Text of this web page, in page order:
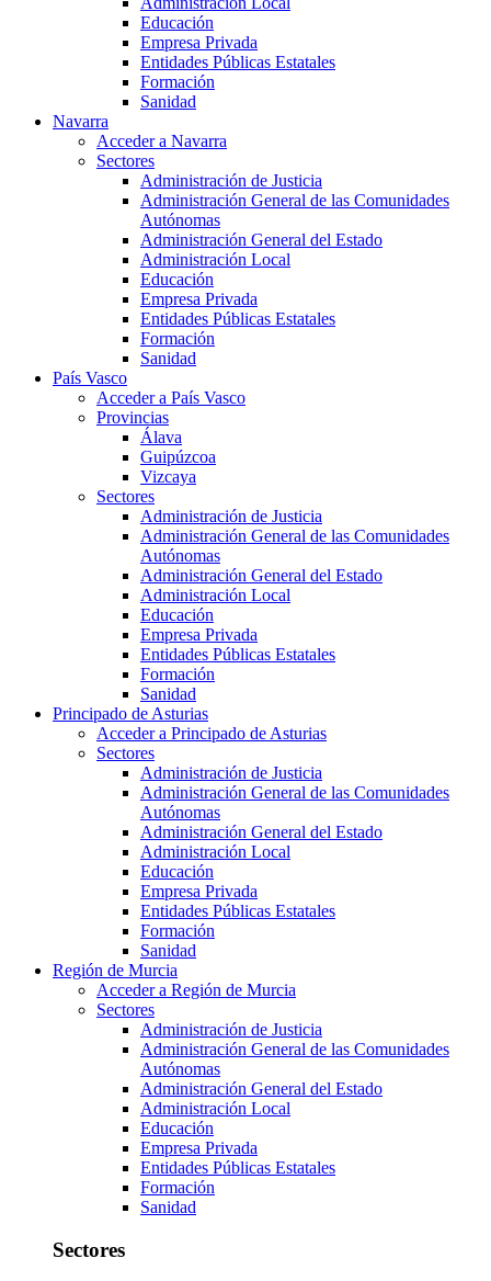
Educación
Empresa Privada
Entidades Públicas Estatales
Formación
Sanidad
Navarra
Acceder a Navarra
Sectores
Administración de Justicia
Administración General de las Comunidades
Autónomas
Administración General del Estado
Administración Local
Educación
Empresa Privada
Entidades Públicas Estatales
Formación
Sanidad
País Vasco
Acceder a País Vasco
Provincias
Álava
Guipúzcoa
Vizcaya
Sectores
Administración de Justicia
Administración General de las Comunidades
Autónomas
Administración General del Estado
Administración Local
Educación
Empresa Privada
Entidades Públicas Estatales
Formación
Sanidad
Principado de Asturias
Acceder a Principado de Asturias
Sectores
Administración de Justicia
Administración General de las Comunidades
Autónomas
Administración General del Estado
Administración Local
Educación
Empresa Privada
Entidades Públicas Estatales
Formación
Sanidad
Región de Murcia
Acceder a Región de Murcia
Sectores
Administración de Justicia
Administración General de las Comunidades
Autónomas
Administración General del Estado
Administración Local
Educación
Empresa Privada
Entidades Públicas Estatales
Formación
Sanidad
Sectores